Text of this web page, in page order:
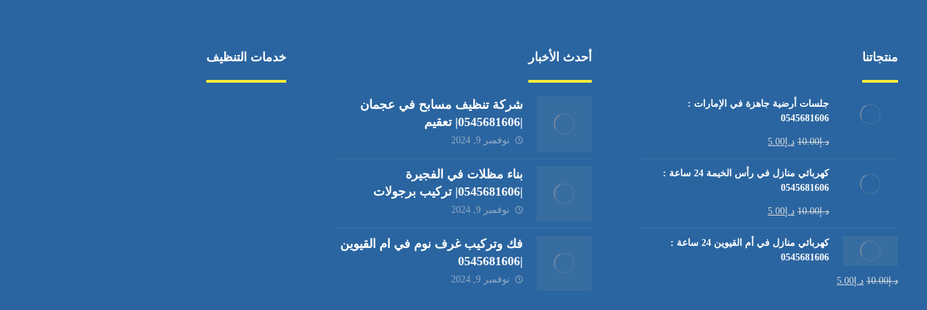
منتجاتنا
جلسات أرضية جاهزة في الإمارات :
0545681606
د.إ10.00 د.إ 5.00
كهربائي منازل في رأس الخيمة 24 ساعة :
0545681606
د.إ10.00 د.إ 5.00
كهربائي منازل في أم القيوين 24 ساعة :
0545681606
د.إ10.00 د.إ 5.00
أحدث الأخبار
شركة تنظيف مسابح في عجمان
|0545681606| تعقيم
نوفمبر 9, 2024
بناء مظلات في الفجيرة
|0545681606| تركيب برجولات
نوفمبر 9, 2024
فك وتركيب غرف نوم في ام القيوين
|0545681606
نوفمبر 9, 2024
خدمات التنظيف